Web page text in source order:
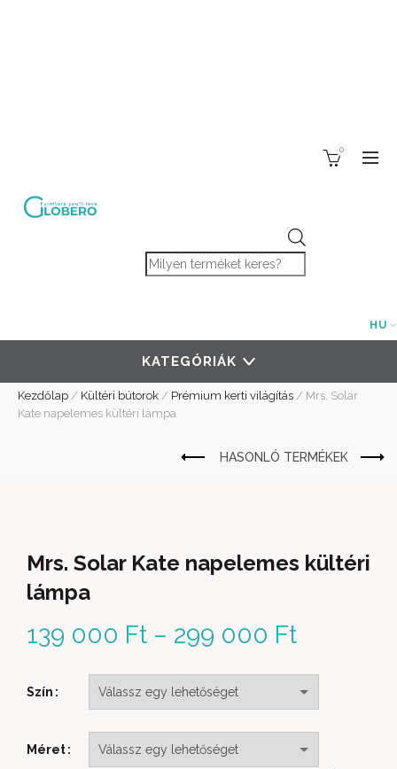
Products search
0
HU
KATEGÓRIÁK
Kezdőlap / Kültéri bútorok / Prémium kerti világítás / Mrs. Solar
Kate napelemes kültéri lámpa
Mrs. Solar Kate napelemes kültéri
lámpa
139 000 Ft – 299 000 Ft
139 000
299 000
Szín
Méret